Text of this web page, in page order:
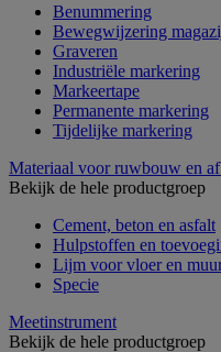
Benummering
Bewegwijzering
Graveren
Industriële markering
Markeertape
Permanente markering
Tijdelijke markering
Materiaal voor ruwbouw en
Bekijk de hele productgroep
Cement, beton en asfalt
Hulpstoffen en
Lijm voor vloer en
Specie
Meetinstrument
Bekijk de hele productgroep